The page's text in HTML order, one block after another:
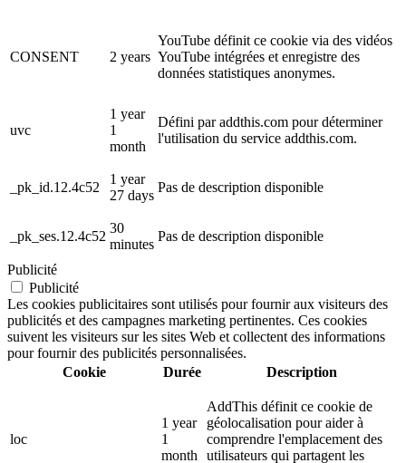
CONSENT 2 years
YouTube définit ce cookie via des vidéos
YouTube intégrées et enregistre des
données statistiques anonymes.
uvc
1 year
1
month
Défini par addthis.com pour déterminer
l'utilisation du service addthis.com.
_pk_id.12.4c52
1 year
27 days
Pas de description disponible
_pk_ses.12.4c52
30
minutes
Pas de description disponible
Publicité
Publicité
Les cookies publicitaires sont utilisés pour fournir aux visiteurs des
publicités et des campagnes marketing pertinentes. Ces cookies
suivent les visiteurs sur les sites Web et collectent des informations
pour fournir des publicités personnalisées.
Cookie
Durée Description
loc
1 year
1
month
AddThis définit ce cookie de
géolocalisation pour aider à
comprendre l'emplacement des
utilisateurs qui partagent les